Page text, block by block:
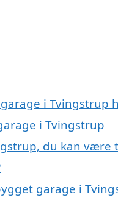
i Tvingstrup
i Tvingstrup
du kan være
garage i